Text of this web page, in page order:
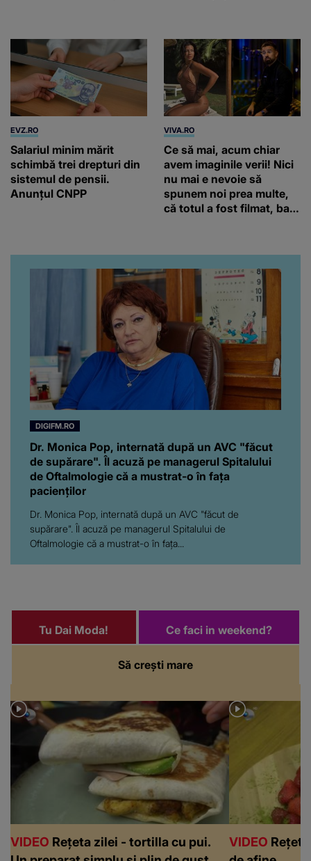
EVZ.RO
Salariul minim mărit
schimbă trei drepturi din
sistemul de pensii.
Anunțul CNPP
VIVA.RO
Ce să mai, acum chiar
avem imaginile verii! Nici
nu mai e nevoie să
spunem noi prea multe,
că totul a fost filmat, ba
da, frumoasa iubită a lui
Florin Ristei e...
DIGIFM.RO
Dr. Monica Pop, internată după un AVC "făcut
de supărare". Îl acuză pe managerul Spitalului
de Oftalmologie că a mustrat-o în fața
pacienților
Dr. Monica Pop, internată după un AVC "făcut de
supărare". Îl acuză pe managerul Spitalului de
Oftalmologie că a mustrat-o în fața...
Să crești mare
Tu Dai Moda! Ce faci in weekend?
VIDEO Rețeta zilei - tortilla cu pui.
VIDEO